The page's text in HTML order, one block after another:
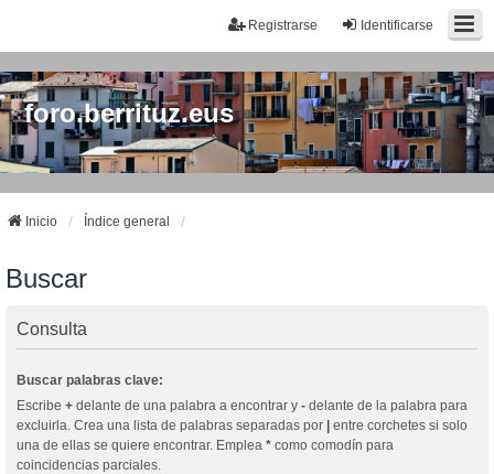
Identificarse
Registrarse
foro.berrituz.eus
Inicio Índice general
Buscar
Consulta
Buscar palabras clave:
Escribe + delante de una palabra a encontrar y - delante de la palabra para
excluirla. Crea una lista de palabras separadas por | entre corchetes si solo
una de ellas se quiere encontrar. Emplea * como comodín para
coincidencias parciales.